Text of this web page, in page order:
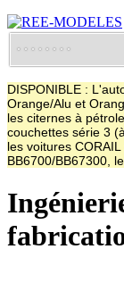
DISPONIBLE :
Orange/Alu et
les citernes à
couchettes série 3
les voitures
BB6700/BB67300,